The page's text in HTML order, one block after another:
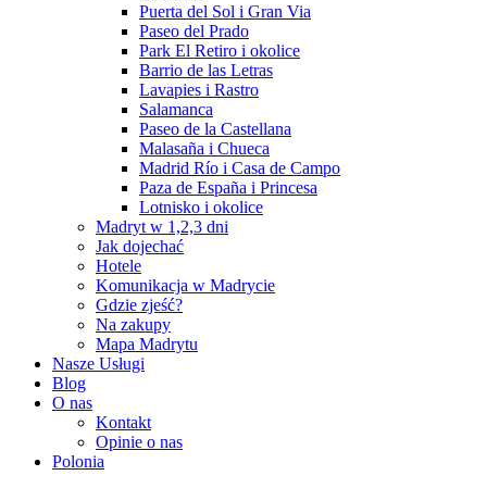
Puerta del Sol i Gran Via
Paseo del Prado
Park El Retiro i okolice
Barrio de las Letras
Lavapies i Rastro
Salamanca
Paseo de la Castellana
Malasaña i Chueca
Madrid Río i Casa de Campo
Paza de España i Princesa
Lotnisko i okolice
Madryt w 1,2,3 dni
Jak dojechać
Hotele
Komunikacja w Madrycie
Gdzie zjeść?
Na zakupy
Mapa Madrytu
Nasze Usługi
Blog
O nas
Kontakt
Opinie o nas
Polonia